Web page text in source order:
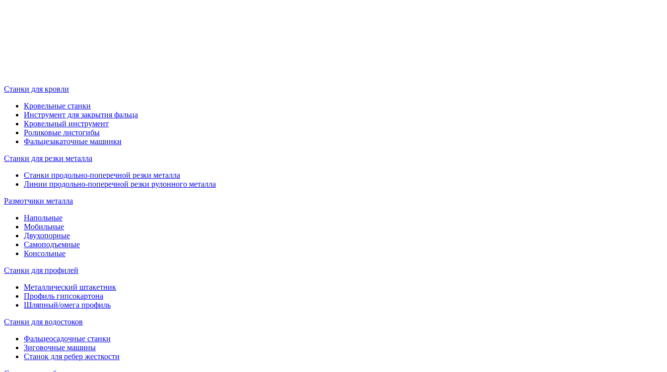
Станки для кровли
Кровельные станки
Инструмент для закрытия фальца
Кровельный инструмент
Роликовые листогибы
Фальцезакаточные машинки
Станки для резки металла
Станки продольно-поперечной резки металла
Линии продольно-поперечной резки рулонного металла
Размотчики металла
Напольные
Мобильные
Двухопорные
Самоподъемные
Консольные
Станки для профилей
Металлический штакетник
Профиль гипсокартона
Шляпный/омега профиль
Станки для водостоков
Фальцеосадочные станки
Зиговочные машины
Станок для ребер жесткости